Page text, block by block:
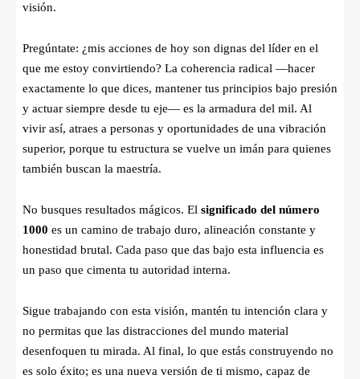
visión.
Pregúntate: ¿mis acciones de hoy son dignas del líder en el
que me estoy convirtiendo? La coherencia radical —hacer
exactamente lo que dices, mantener tus principios bajo presión
y actuar siempre desde tu eje— es la armadura del mil. Al
vivir así, atraes a personas y oportunidades de una vibración
superior, porque tu estructura se vuelve un imán para quienes
también buscan la maestría.
No busques resultados mágicos. El significado del número
1000 es un camino de trabajo duro, alineación constante y
honestidad brutal. Cada paso que das bajo esta influencia es
un paso que cimenta tu autoridad interna.
Sigue trabajando con esta visión, mantén tu intención clara y
no permitas que las distracciones del mundo material
desenfoquen tu mirada. Al final, lo que estás construyendo no
es solo éxito; es una nueva versión de ti mismo, capaz de